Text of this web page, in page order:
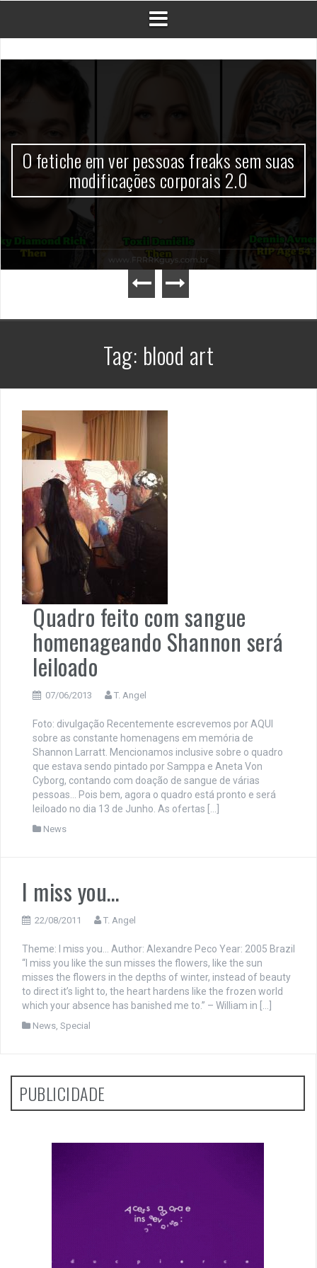
O fetiche em ver pessoas freaks sem suas
modificações corporais 2.0
Tag: blood art
Quadro feito com sangue
homenageando Shannon será
leiloado
07/06/2013 T. Angel
Foto: divulgação Recentemente escrevemos por AQUI
sobre as constante homenagens em memória de
Shannon Larratt. Mencionamos inclusive sobre o quadro
que estava sendo pintado por Samppa e Aneta Von
Cyborg, contando com doação de sangue de várias
pessoas… Pois bem, agora o quadro está pronto e será
leiloado no dia 13 de Junho. As ofertas […]
News
I miss you…
22/08/2011 T. Angel
Theme: I miss you… Author: Alexandre Peco Year: 2005 Brazil
“I miss you like the sun misses the flowers, like the sun
misses the flowers in the depths of winter, instead of beauty
to direct it’s light to, the heart hardens like the frozen world
which your absence has banished me to.” – William in […]
News, Special
PUBLICIDADE